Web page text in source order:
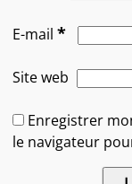
E-mail*
Site web
Enregistrer
le navigateur